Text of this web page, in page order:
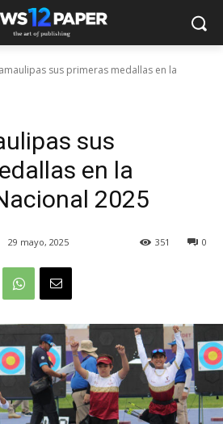
sus primeras medallas en la
sus
en la
2025
29 mayo, 2025 0
351